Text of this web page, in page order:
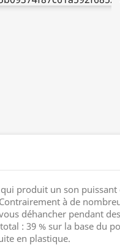
produit un son
à de
déhancher pendant
: 39 % sur la base du
en plastique.